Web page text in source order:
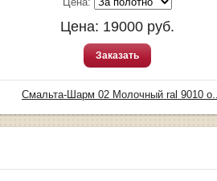
Цена: 19000 руб.
Заказать
Смальта-Шарм 02 Молочный ral 9010 о...